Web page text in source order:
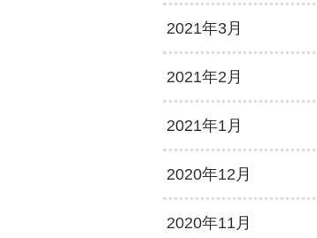
2021年3月
2021年2月
2021年1月
2020年12月
2020年11月